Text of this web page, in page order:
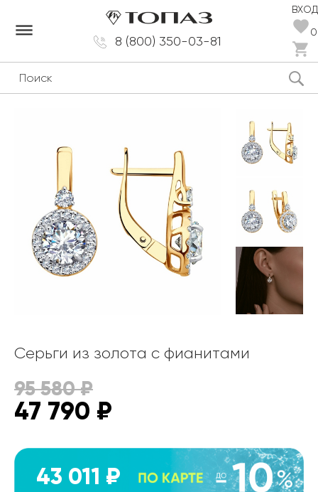
8 (800) 350-03-81
ВХОД
0
dehaze
Серьги из золота с фианитами
95 580₽
47 790 ₽
43 011 ₽